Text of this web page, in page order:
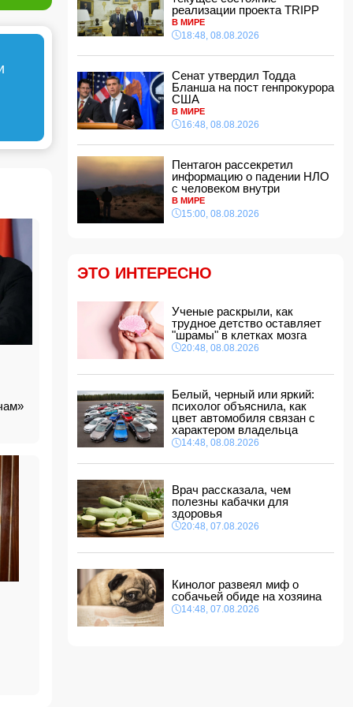
Хикмет Гаджиев: Ильхам Алиев одержал
победу и в войне, и в мире
- ВИДЕО
15:08, 08.08.2026
Пентагон рассекретил информацию о
падении НЛО с человеком внутри
15:00, 08.08.2026
Белый, черный или яркий: психолог
объяснила, как цвет автомобиля связан с
характером владельца
14:48, 08.08.2026
Зеленский встретился с Вучичем
14:40, 08.08.2026
В Азербайджане ожидается жара до 41
градуса — объявлено предупреждение
14:34, 08.08.2026
участием несовершеннолетней
Найдено тело утонувшего в море 16-летнего
юноши
14:14, 08.08.2026
ФИФА выступила с заявлением на фоне
ВС РФ взяли под контроль Ивановку в
Харьковской области
14:04, 08.08.2026
14:00, 08.08.2026
Никол Пашинян позвонил Ильхаму Алиеву
12:48, 08.08.2026
СМИ: США ищут на Кубе фигуру для
повторения "венесуэльского сценария"
реализации проекта TRIPP
В МИРЕ
18:48, 08.08.2026
Сенат утвердил Тодда
Бланша на пост генпрокурора
США
В МИРЕ
16:48, 08.08.2026
Пентагон рассекретил
информацию о падении НЛО
с человеком внутри
В МИРЕ
15:00, 08.08.2026
ЭТО ИНТЕРЕСНО
Ученые раскрыли, как
трудное детство оставляет
"шрамы" в клетках мозга
20:48, 08.08.2026
Белый, черный или яркий:
психолог объяснила, как
цвет автомобиля связан с
характером владельца
14:48, 08.08.2026
Врач рассказала, чем
полезны кабачки для
здоровья
20:48, 07.08.2026
Кинолог развеял миф о
собачьей обиде на хозяина
14:48, 07.08.2026